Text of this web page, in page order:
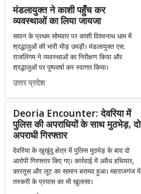
मंडलायुक्त ने काशी पहुँच कर
व्यवस्थाओं का लिया जायजा
सावन के प्रथम सोमवार पर काशी विश्वनाथ धाम में
श्रद्धालुओं की भारी भीड़ उमड़ी। मंडलायुक्त एस.
राजलिंगम ने व्यवस्थाओं का निरीक्षण किया और
श्रद्धालुओं पर पुष्पवर्षा कर स्वागत किया।
उत्तर प्रदेश
Deoria Encounter: देवरिया में
पुलिस की अपराधियों के साथ मुठभेड़, दो
अपराधी गिरफ्तार
देवरिया के खुखुंदू क्षेत्र में पुलिस मुठभेड़ के बाद दो
आरोपी गिरफ्तार किए गए। कार्रवाई में अवैध हथियार,
कारतूस और लूट का सामान बरामद हुआ। महराजगंज में
तस्करी के प्रयास का भी खुलासा।